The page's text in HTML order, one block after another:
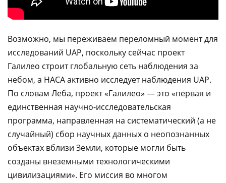
Возможно, мы переживаем переломный момент для
исследований UAP, поскольку сейчас проект
Галилео строит глобальную сеть наблюдения за
небом, а НАСА активно исследует наблюдения UAP.
По словам Леба, проект «Галилео» — это «первая и
единственная научно-исследовательская
программа, направленная на систематический (а не
случайный) сбор научных данных о неопознанных
объектах вблизи Земли, которые могли быть
созданы внеземными технологическими
цивилизациями». Его миссия во многом